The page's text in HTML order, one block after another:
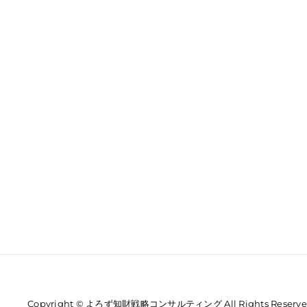
Copyright © よろず知財戦略コンサルティング All Rights